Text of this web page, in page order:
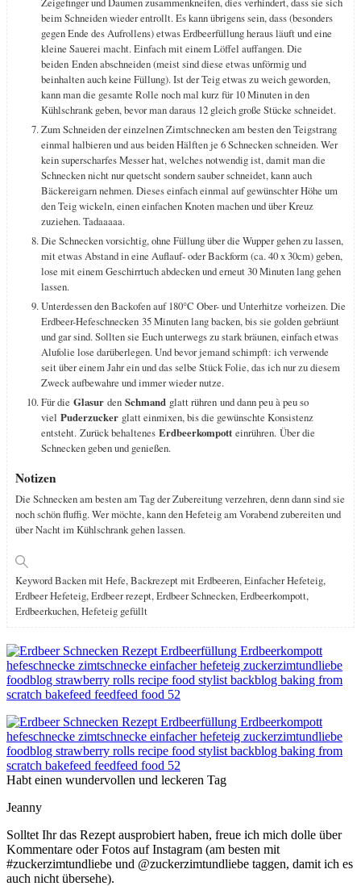
beim Schneiden wieder entrollt. Es kann übrigens sein, dass (besonders
gegen Ende des Aufrollens) etwas Erdbeerfüllung heraus läuft und eine
kleine Sauerei macht. Einfach mit einem Löffel auffangen. Die
beiden Enden abschneiden (meist sind diese etwas unförmig und
beinhalten auch keine Füllung). Ist der Teig etwas zu weich geworden,
kann man die gesamte Rolle noch mal kurz für 10 Minuten in den
Kühlschrank geben, bevor man daraus 12 gleich große Stücke schneidet.
Zum Schneiden der einzelnen Zimtschnecken am besten den Teigstrang
einmal halbieren und aus beiden Hälften je 6 Schnecken schneiden. Wer
kein superscharfes Messer hat, welches notwendig ist, damit man die
Schnecken nicht nur quetscht sondern sauber schneidet, kann auch
Bäckereigarn nehmen. Dieses einfach einmal auf gewünschter Höhe um
den Teig wickeln, einen einfachen Knoten machen und über Kreuz
zuziehen. Tadaaaaa.
Die Schnecken vorsichtig, ohne Füllung über die Wupper gehen zu lassen,
mit etwas Abstand in eine Auflauf- oder Backform (ca. 40 x 30cm) geben,
lose mit einem Geschirrtuch abdecken und erneut 30 Minuten lang gehen
lassen.
Unterdessen den Backofen auf 180°C Ober- und Unterhitze vorheizen. Die
Erdbeer-Hefeschnecken 35 Minuten lang backen, bis sie golden gebräunt
und gar sind. Sollten sie Euch unterwegs zu stark bräunen, einfach etwas
Alufolie lose darüberlegen. Und bevor jemand schimpft: ich verwende
seit über einem Jahr ein und das selbe Stück Folie, das ich nur zu diesem
Zweck aufbewahre und immer wieder nutze.
Für die Glasur den Schmand glatt rühren und dann peu à peu so
viel Puderzucker glatt einmixen, bis die gewünschte Konsistenz
entsteht. Zurück behaltenes Erdbeerkompott einrühren. Über die
Schnecken geben und genießen.
Notizen
Die Schnecken am besten am Tag der Zubereitung verzehren, denn dann sind sie
noch schön fluffig. Wer möchte, kann den Hefeteig am Vorabend zubereiten und
über Nacht im Kühlschrank gehen lassen.
KeywordBacken mit Hefe, Backrezept mit Erdbeeren, Einfacher Hefeteig,
Erdbeer Hefeteig, Erdbeer rezept, Erdbeer Schnecken, Erdbeerkompott,
Erdbeerkuchen, Hefeteig gefüllt
Habt einen wundervollen und leckeren Tag
Jeanny
Solltet Ihr das Rezept ausprobiert haben, freue ich mich dolle über
Kommentare oder Fotos auf Instagram (am besten mit
#zuckerzimtundliebe und @zuckerzimtundliebe taggen, damit ich es
auch nicht übersehe).